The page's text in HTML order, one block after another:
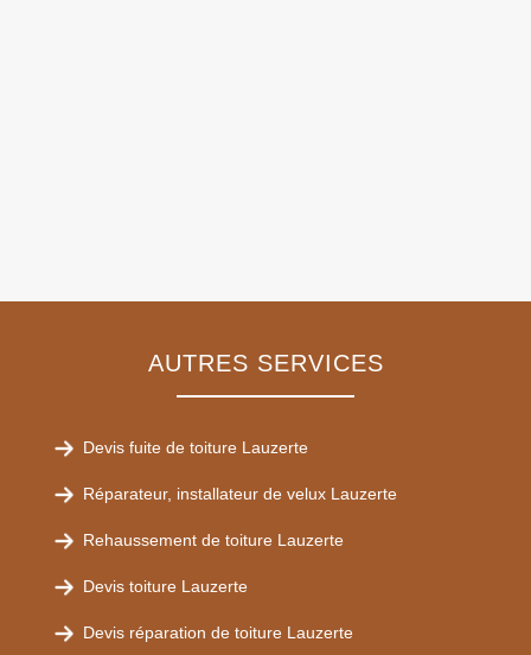
AUTRES SERVICES
Devis fuite de toiture Lauzerte
Réparateur, installateur de velux Lauzerte
Rehaussement de toiture Lauzerte
Devis toiture Lauzerte
Devis réparation de toiture Lauzerte